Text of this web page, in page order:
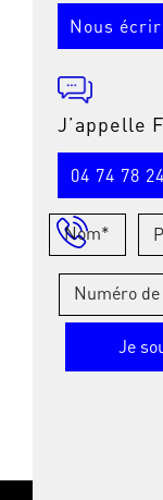
Nous
J’appelle
04 74 78